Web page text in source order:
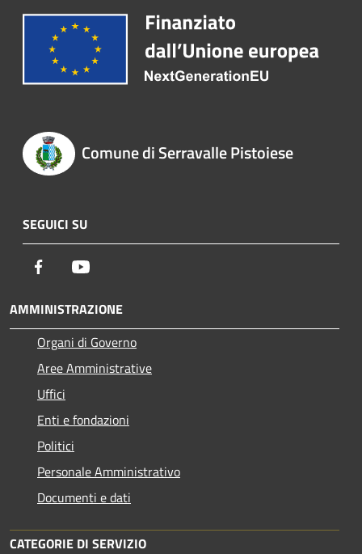
Comune di Serravalle Pistoiese
SEGUICI SU
Facebook
AMMINISTRAZIONE
Organi di Governo
Aree Amministrative
Uffici
Enti e fondazioni
Politici
Personale Amministrativo
Documenti e dati
CATEGORIE DI SERVIZIO